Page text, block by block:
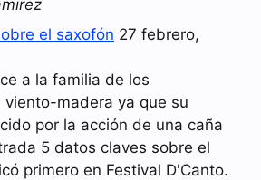
el saxofón 27 febrero,
a la familia de los
madera ya que su
por la acción de una caña
5 datos claves sobre el
primero en Festival D'Canto.